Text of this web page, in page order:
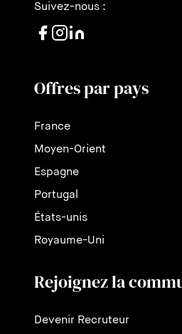
Suivez-nous :
Offres par pays
France
Moyen-Orient
Espagne
Portugal
États-unis
Royaume-Uni
Rejoignez la
Devenir Recruteur